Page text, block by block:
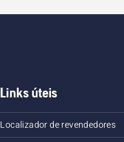
Links úteis
Localizador de revendedores